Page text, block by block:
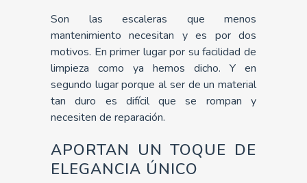
Son las escaleras que menos
mantenimiento necesitan y es por dos
motivos. En primer lugar por su facilidad de
limpieza como ya hemos dicho. Y en
segundo lugar porque al ser de un material
tan duro es difícil que se rompan y
necesiten de reparación.
APORTAN UN TOQUE DE
ELEGANCIA ÚNICO